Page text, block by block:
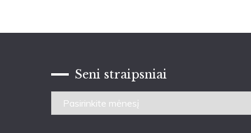
Seni straipsniai
Seni
straipsniai